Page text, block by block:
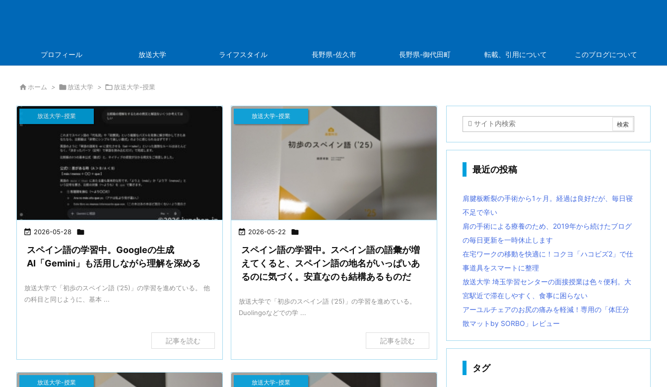
プロフィール 放送大学 ライフスタイル 長野県-佐久市 長野県-御代田町 転載、引用について このブログについて
 ホーム > 放送大学 > 放送大学-授業
 2026-05-28 
放送大学-授業
スペイン語の学習中。Googleの生成
AI「Gemini」も活用しながら理解を深める
放送大学で「初歩のスペイン語 (’25)」の学習を進めている。 他
の科目と同じように、基本 ...
記事を読む
 2026-05-22 
放送大学-授業
スペイン語の学習中。スペイン語の語彙が増
えてくると、スペイン語の地名がいっぱいあ
るのに気づく。安直なのも結構あるものだ
放送大学で「初歩のスペイン語 (’25)」の学習を進めている。
Duolingoなどでの学 ...
記事を読む
放送大学-授業 放送大学-授業
最近の投稿
肩腱板断裂の手術から1ヶ月。経過は良好だが、毎日寝
不足で辛い
肩の手術による療養のため、2019年から続けたブログ
の毎日更新を一時休止します
在宅ワークの移動を快適に！コクヨ「ハコビズ2」で仕
事道具をスマートに整理
放送大学 埼玉学習センターの面接授業は色々便利。大
宮駅近で滞在しやすく、食事に困らない
アーユルチェアのお尻の痛みを軽減！専用の「体圧分
散マットby SORBO」レビュー
タグ